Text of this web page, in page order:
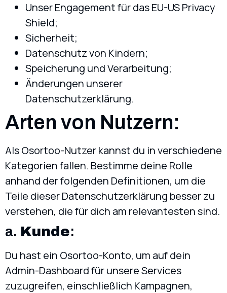
Unser Engagement für das EU-US Privacy
Shield;
Sicherheit;
Datenschutz von Kindern;
Speicherung und Verarbeitung;
Änderungen unserer
Datenschutzerklärung.
Arten von Nutzern:
Als Osortoo-Nutzer kannst du in verschiedene
Kategorien fallen. Bestimme deine Rolle
anhand der folgenden Definitionen, um die
Teile dieser Datenschutzerklärung besser zu
verstehen, die für dich am relevantesten sind.
a. Kunde:
Du hast ein Osortoo-Konto, um auf dein
Admin-Dashboard für unsere Services
zuzugreifen, einschließlich Kampagnen,